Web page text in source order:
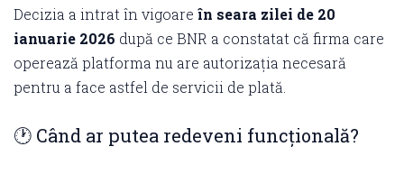
Decizia a intrat în vigoare în seara zilei de 20
ianuarie 2026 după ce BNR a constatat că firma care
operează platforma nu are autorizația necesară
pentru a face astfel de servicii de plată.
🕐 Când ar putea redeveni funcțională?